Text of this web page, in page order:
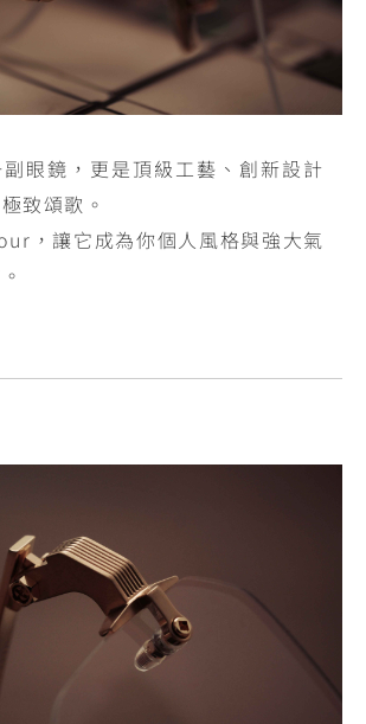
眼鏡，更是頂級工藝、創新設計
致頌歌。
，讓它成為你個人風格與強大氣